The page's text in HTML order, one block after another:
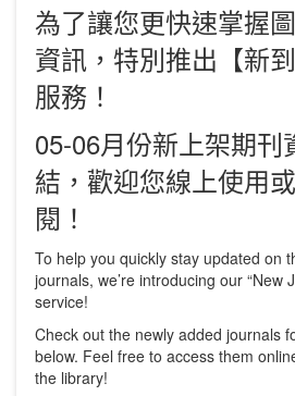
為了讓您更快速掌握
資訊，特別推出【新
服務！
05-06月份新上架期刊
結，歡迎您線上使用
閱！
To help you quickly stay updated on
journals, we’re introducing our “New
service!
Check out the newly added journals
below. Feel free to access them
the library!